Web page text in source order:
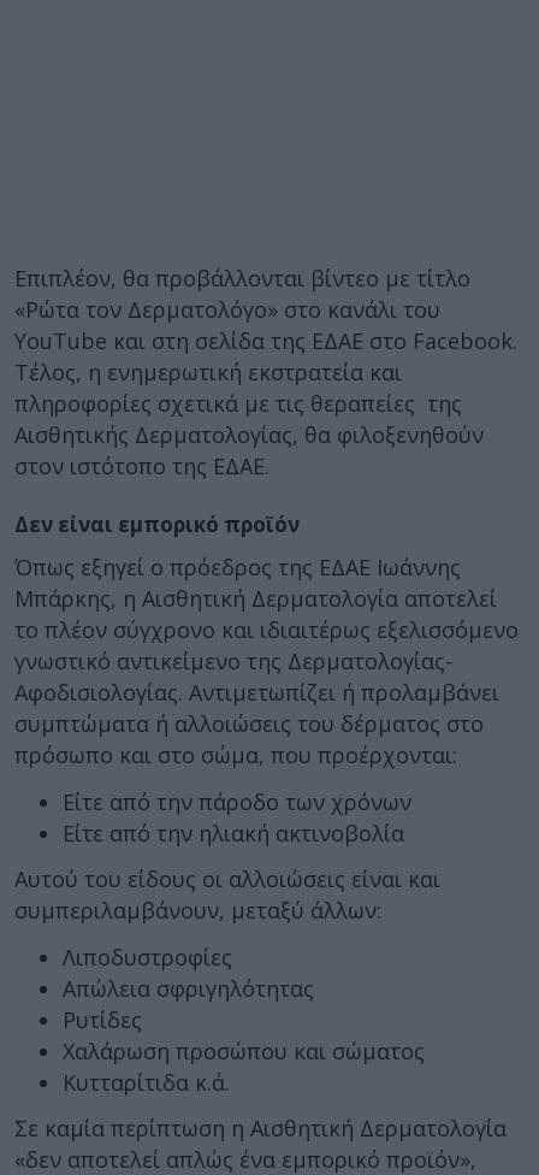
Επιπλέον, θα προβάλλονται βίντεο με τίτλο
«Ρώτα τον Δερματολόγο» στο κανάλι του
YouTube και στη σελίδα της ΕΔΑΕ στο Facebook.
Τέλος, η ενημερωτική εκστρατεία και
πληροφορίες σχετικά με τις θεραπείες της
Αισθητικής Δερματολογίας, θα φιλοξενηθούν
στον ιστότοπο της ΕΔΑΕ.
Δεν είναι εμπορικό προϊόν
Όπως εξηγεί ο πρόεδρος της ΕΔΑΕ Ιωάννης
Μπάρκης, η Αισθητική Δερματολογία αποτελεί
το πλέον σύγχρονο και ιδιαιτέρως εξελισσόμενο
γνωστικό αντικείμενο της Δερματολογίας-
Αφοδισιολογίας. Αντιμετωπίζει ή προλαμβάνει
συμπτώματα ή αλλοιώσεις του δέρματος στο
πρόσωπο και στο σώμα, που προέρχονται:
Είτε από την πάροδο των χρόνων
Είτε από την ηλιακή ακτινοβολία
Αυτού του είδους οι αλλοιώσεις είναι και
συμπεριλαμβάνουν, μεταξύ άλλων:
Λιποδυστροφίες
Απώλεια σφριγηλότητας
Ρυτίδες
Χαλάρωση προσώπου και σώματος
Κυτταρίτιδα κ.ά.
Σε καμία περίπτωση η Αισθητική Δερματολογία
«δεν αποτελεί απλώς ένα εμπορικό προϊόν»,